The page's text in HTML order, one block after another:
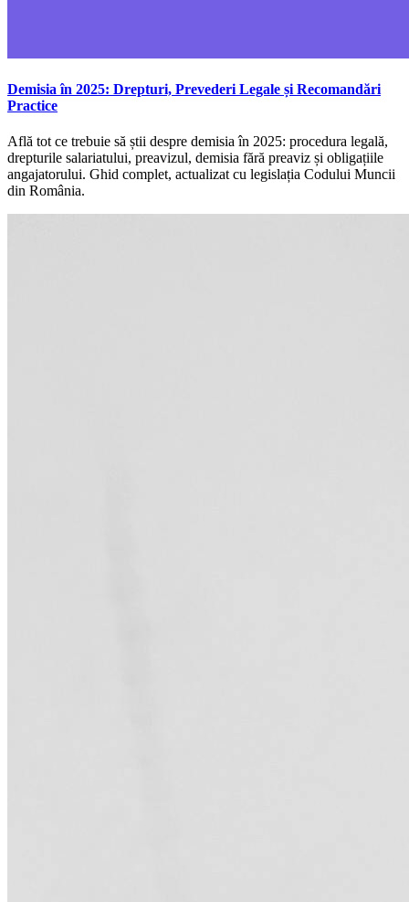
Demisia în 2025: Drepturi, Prevederi Legale și Recomandări
Practice
Află tot ce trebuie să știi despre demisia în 2025: procedura legală,
drepturile salariatului, preavizul, demisia fără preaviz și obligațiile
angajatorului. Ghid complet, actualizat cu legislația Codului Muncii
din România.